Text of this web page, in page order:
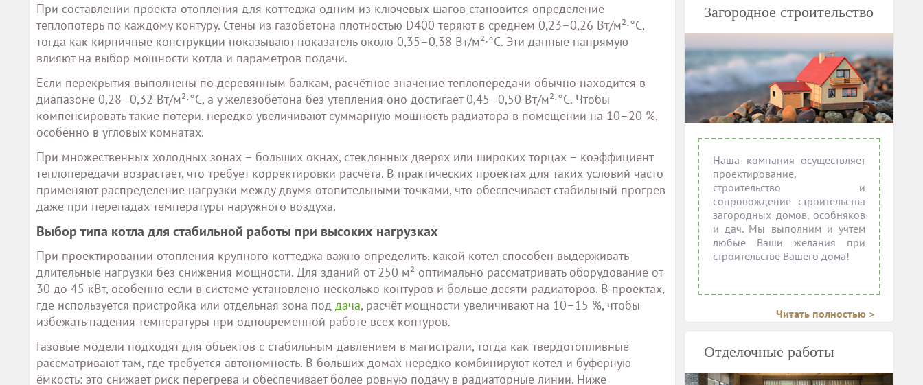
При составлении проекта отопления для коттеджа одним из ключевых шагов становится определение
теплопотерь по каждому контуру. Стены из газобетона плотностью D400 теряют в среднем 0,23–0,26 Вт/м²·°C,
тогда как кирпичные конструкции показывают показатель около 0,35–0,38 Вт/м²·°C. Эти данные напрямую
влияют на выбор мощности котла и параметров подачи.
Если перекрытия выполнены по деревянным балкам, расчётное значение теплопередачи обычно находится в
диапазоне 0,28–0,32 Вт/м²·°C, а у железобетона без утепления оно достигает 0,45–0,50 Вт/м²·°C. Чтобы
компенсировать такие потери, нередко увеличивают суммарную мощность радиатора в помещении на 10–20 %,
особенно в угловых комнатах.
При множественных холодных зонах – больших окнах, стеклянных дверях или широких торцах – коэффициент
теплопередачи возрастает, что требует корректировки расчёта. В практических проектах для таких условий часто
применяют распределение нагрузки между двумя отопительными точками, что обеспечивает стабильный прогрев
даже при перепадах температуры наружного воздуха.
Выбор типа котла для стабильной работы при высоких нагрузках
При проектировании отопления крупного коттеджа важно определить, какой котел способен выдерживать
длительные нагрузки без снижения мощности. Для зданий от 250 м² оптимально рассматривать оборудование от
30 до 45 кВт, особенно если в системе установлено несколько контуров и больше десяти радиаторов. В проектах,
где используется пристройка или отдельная зона под дача, расчёт мощности увеличивают на 10–15 %, чтобы
избежать падения температуры при одновременной работе всех контуров.
Газовые модели подходят для объектов с стабильным давлением в магистрали, тогда как твердотопливные
рассматривают там, где требуется автономность. В больших домах нередко комбинируют котел и буферную
ёмкость: это снижает риск перегрева и обеспечивает более ровную подачу в радиаторные линии. Ниже
Загородное строительство
Наша компания осуществляет
проектирование,
строительство и
сопровождение строительства
загородных домов, особняков
и дач. Мы выполним и учтем
любые Ваши желания при
строительстве Вашего дома!
Читать полностью >
Отделочные работы